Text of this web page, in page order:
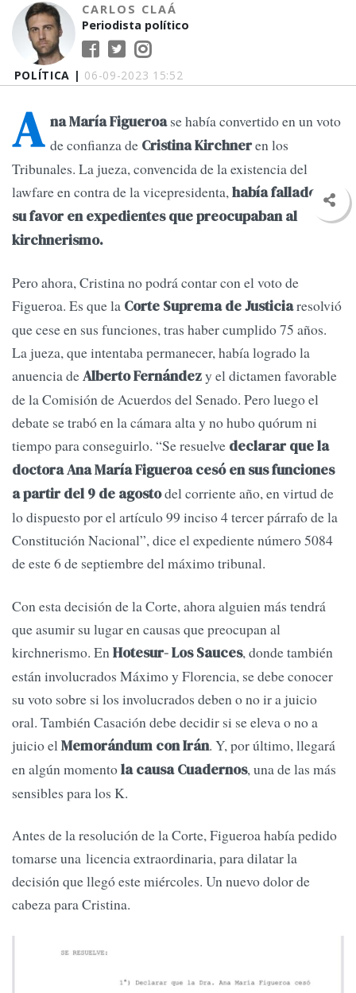
POLÍTICA | 06-09-2023 15:52
CARLOS CLAÁ
Periodista político
A na María Figueroase había convertido en un voto
de confianza de Cristina Kirchneren los
Tribunales. La jueza, convencida de la existencia del
lawfare en contra de la vicepresidenta,había fallado a
su favor en expedientes que preocupaban al
kirchnerismo.
Pero ahora, Cristina no podrá contar con el voto de
Figueroa. Es que la Corte Suprema de Justiciaresolvió
que cese en sus funciones, tras haber cumplido 75 años.
La jueza, que intentaba permanecer, había logrado la
anuencia deAlberto Fernándezy el dictamen favorable
de la Comisión de Acuerdos del Senado. Pero luego el
debate se trabó en la cámara alta y no hubo quórum ni
tiempo para conseguirlo. “Se resuelve declarar que la
doctora Ana María Figueroa cesó en sus funciones
a partir del 9 de agostodel corriente año, en virtud de
lo dispuesto por el artículo 99 inciso 4 tercer párrafo de la
Constitución Nacional”, dice el expediente número 5084
de este 6 de septiembre del máximo tribunal.
Con esta decisión de la Corte, ahora alguien más tendrá
que asumir su lugar en causas que preocupan al
kirchnerismo. EnHotesur- Los Sauces, donde también
están involucrados Máximo y Florencia, se debe conocer
su voto sobre si los involucrados deben o no ir a juicio
oral. También Casación debe decidir si se eleva o no a
juicio elMemorándum con Irán. Y, por último, llegará
en algún momentola causa Cuadernos, una de las más
sensibles para los K.
Antes de la resolución de la Corte, Figueroa había pedido
tomarse una licencia extraordinaria, para dilatar la
decisión que llegó este miércoles. Un nuevo dolor de
cabeza para Cristina.